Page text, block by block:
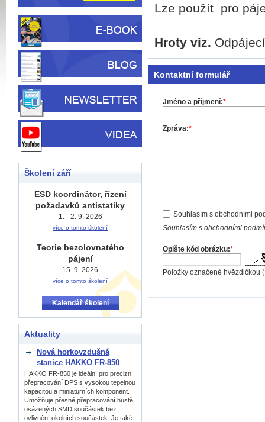
Lze použít pro
Hroty viz.
Kontaktní formulář
Jméno a příjmení:*
Zpráva:*
Souhlasím s obchodními
Souhlasím s obchodními
Opište kód obrázku:*
Položky označené hvězdičkou (
Školení září
ESD koordinátor, řízení
požadavků antistatiky
1. - 2. 9. 2026
více o tomto školení
Teorie bezolovnatého
pájení
15. 9. 2026
více o tomto školení
Kalendář školení
Aktuality
Nová horkovzdušná
stanice HAKKO FR-850
HAKKO FR-850 je ideální pro precizní
přepracování DPS s vysokou tepelnou
kapacitou a miniaturních komponent.
Umožňuje přesné přepracování hustě
osázených SMD součástek bez
ovlivnění okolních součástek. Je také